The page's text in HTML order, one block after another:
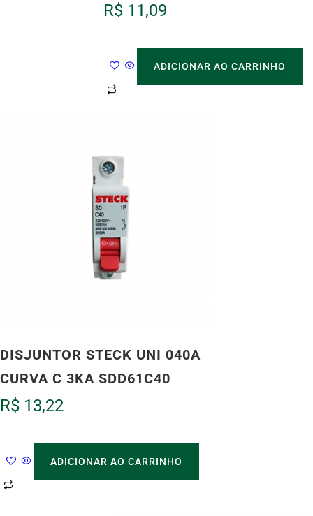
R$ 11,09
ADICIONAR AO CARRINHO
DISJUNTOR STECK UNI 040A
CURVA C 3KA SDD61C40
R$ 13,22
ADICIONAR AO CARRINHO